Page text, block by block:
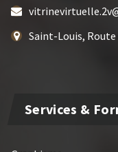
Saint-Louis,
Services &